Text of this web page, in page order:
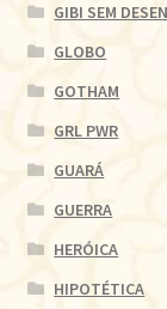
GIBI SEM
GLOBO
GOTHAM
GRL PWR
GUARÁ
GUERRA
HERÓICA
HIPOTÉTICA